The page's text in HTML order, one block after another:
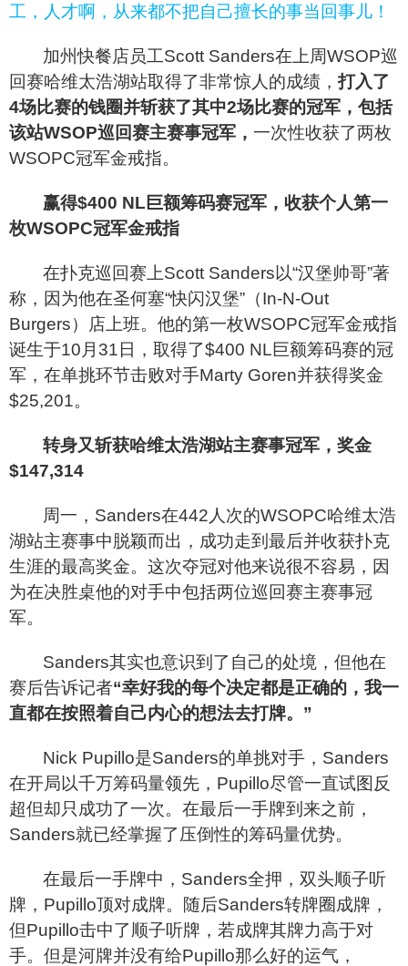
工，人才啊，从来都不把自己擅长的事当回事儿！
加州快餐店员工Scott Sanders在上周WSOP巡
回赛哈维太浩湖站取得了非常惊人的成绩，打入了
4场比赛的钱圈并斩获了其中2场比赛的冠军，包括
该站WSOP巡回赛主赛事冠军， 一次性收获了两枚
WSOPC冠军金戒指。
赢得$400 NL巨额筹码赛冠军，收获个人第一
枚WSOPC冠军金戒指
在扑克巡回赛上Scott Sanders以“汉堡帅哥”著
称，因为他在圣何塞“快闪汉堡”（In-N-Out
Burgers）店上班。他的第一枚WSOPC冠军金戒指
诞生于10月31日，取得了$400 NL巨额筹码赛的冠
军，在单挑环节击败对手Marty Goren并获得奖金
$25,201。
转身又斩获哈维太浩湖站主赛事冠军，奖金
$147,314
周一，Sanders在442人次的WSOPC哈维太浩
湖站主赛事中脱颖而出，成功走到最后并收获扑克
生涯的最高奖金。这次夺冠对他来说很不容易，因
为在决胜桌他的对手中包括两位巡回赛主赛事冠
军。
Sanders其实也意识到了自己的处境，但他在
赛后告诉记者“幸好我的每个决定都是正确的，我一
直都在按照着自己内心的想法去打牌。”
Nick Pupillo是Sanders的单挑对手，Sanders
在开局以千万筹码量领先，Pupillo尽管一直试图反
超但却只成功了一次。在最后一手牌到来之前，
Sanders就已经掌握了压倒性的筹码量优势。
在最后一手牌中，Sanders全押，双头顺子听
牌，Pupillo顶对成牌。随后Sanders转牌圈成牌，
但Pupillo击中了顺子听牌，若成牌其牌力高于对
手。但是河牌并没有给Pupillo那么好的运气，